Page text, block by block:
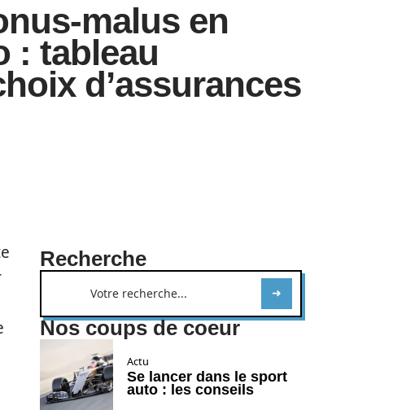
malus en
: tableau
d’assurances
Recherche
Nos coups de coeur
Actu
Se lancer dans le sport
auto : les conseils